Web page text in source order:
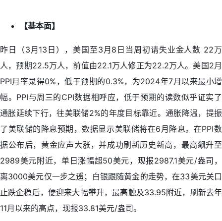
【基本面】
昨日（3月13日），美国至3月8日当周初请失业金人数 22万
人，预期22.5万人，前值由22.1万人修正为22.2万人。美国2月
PPI月率录得0%，低于预期的0.3%，为2024年7月以来最小增
幅。PPI与周三的CPI数据相呼应，低于预期的读数似乎证实了
通胀延续下行，往美联储2%的年度目标靠近。通胀降温，提振
了美联储的降息预期，数据显示美联储将在6月降息。在PPI数
据公布后，黄金应声大涨，并成功刷新历史新高，最高飙升至
2989美元附近，单日涨幅超50美元，现报2987.1美元/盎司，
离3000美元仅一步之遥；白银跟随黄金的走势，在33美元关口
止跌企稳后，便迎来大幅攀升，最高触及33.95附近，刷新去年
11月以来的高点，现报33.81美元/盎司。